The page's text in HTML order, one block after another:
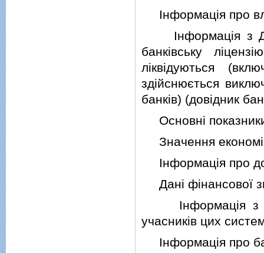
Iнформацiя про
Iнформацiя з
банкiвську
лiквiдуються
здiйснюється
банкiв) (довiдник
Основнi
Значення
Iнформацiя про
Данi фiнансової
Iнформацiя з
учасникiв цих
Iнформацiя про